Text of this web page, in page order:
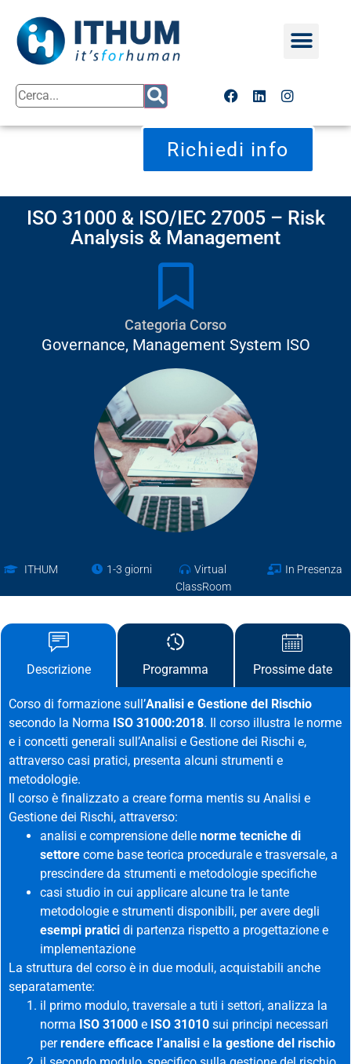
ISO 31000 & ISO/IEC 27005 – Risk
Analysis & Management
Categoria Corso
Governance, Management System ISO
Richiedi info
ITHUM 1-3 giorni
Virtual
ClassRoom
In Presenza
Descrizione Programma Prossime date
Corso di formazione sull’Analisi e Gestione del Rischio
secondo la Norma ISO 31000:2018. Il corso illustra le norme
e i concetti generali sull’Analisi e Gestione dei Rischi e,
attraverso casi pratici, presenta alcuni strumenti e
metodologie.
Il corso è finalizzato a creare forma mentis su Analisi e
Gestione dei Rischi, attraverso:
analisi e comprensione delle norme tecniche di
settore come base teorica procedurale e trasversale, a
prescindere da strumenti e metodologie specifiche
casi studio in cui applicare alcune tra le tante
metodologie e strumenti disponibili, per avere degli
esempi pratici di partenza rispetto a progettazione e
implementazione
La struttura del corso è in due moduli, acquistabili anche
separatamente:
il primo modulo, traversale a tuti i settori, analizza la
norma ISO 31000 e ISO 31010 sui principi necessari
perrendere efficace l’analisi e la gestione del rischio